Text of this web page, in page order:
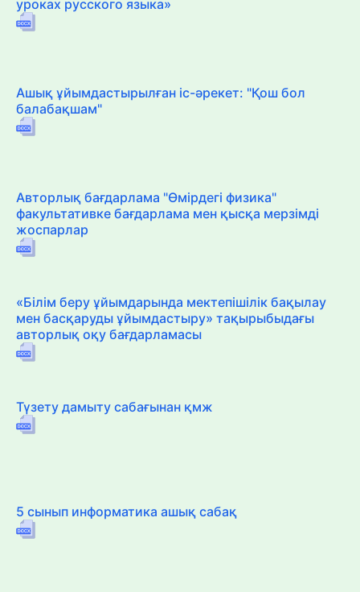
уроках русского языка»
Ашық ұйымдастырылған іс-әрекет: "Қош бол
балабақшам"
Авторлық бағдарлама "Өмірдегі физика"
факультативке бағдарлама мен қысқа мерзімді
жоспарлар
«Білім беру ұйымдарында мектепішілік бақылау
мен басқаруды ұйымдастыру» тақырыбыдағы
авторлық оқу бағдарламасы
Түзету дамыту сабағынан қмж
5 сынып информатика ашық сабақ